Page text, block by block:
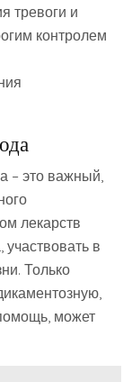
тревоги и
контролем
– это важный,
лекарств
в
Только
может